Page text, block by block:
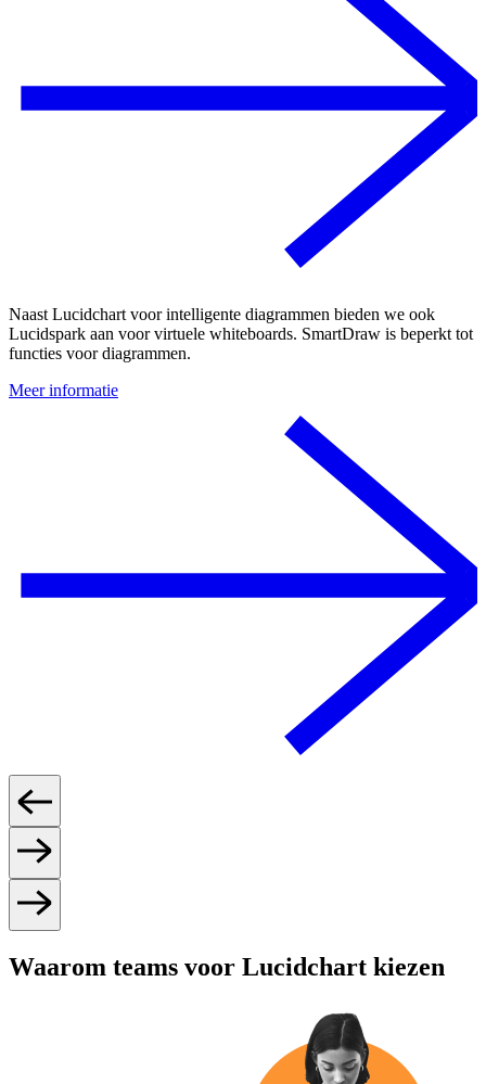
Naast Lucidchart voor intelligente diagrammen bieden we ook
Lucidspark aan voor virtuele whiteboards. SmartDraw is beperkt tot
functies voor diagrammen.
Meer informatie
Waarom teams voor Lucidchart kiezen